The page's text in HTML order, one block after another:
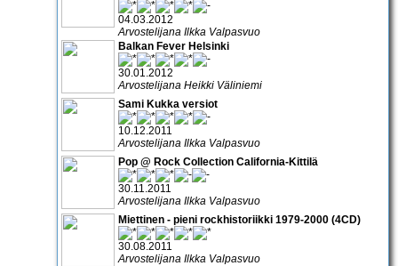
04.03.2012
Arvostelijana Ilkka Valpasvuo
Balkan Fever Helsinki
30.01.2012
Arvostelijana Heikki Väliniemi
Sami Kukka versiot
10.12.2011
Arvostelijana Ilkka Valpasvuo
Pop @ Rock Collection California-Kittilä
30.11.2011
Arvostelijana Ilkka Valpasvuo
Miettinen - pieni rockhistoriikki 1979-2000 (4CD)
30.08.2011
Arvostelijana Ilkka Valpasvuo